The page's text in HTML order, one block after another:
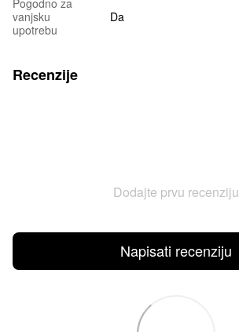
vanjsku
upotrebu
Da
Recenzije
Dodajte prvu recenziju
Napisati recenziju